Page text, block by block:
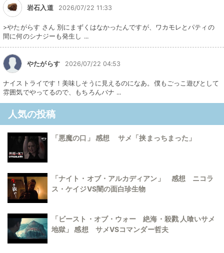
岩石入道 2026/07/22 11:33
>やたがらす さん 別にまずくはなかったんですが、ワカモレとパティの
間に何のシナジーも発生し ...
やたがらす 2026/07/22 04:53
ナイストライです！美味しそうに見えるのになあ。僕もごっこ遊びとして
雰囲気でやってるので、もちろんバナ ...
人気の投稿
「悪魔の口」 感想 サメ「挟まっちまった」
「ナイト・オブ・アルカディアン」 感想 ニコラ
ス・ケイジVS闇の面白珍生物
「ビースト・オブ・ウォー 絶海・殺戮 人喰いサメ
地獄」 感想 サメVSコマンダー哲夫